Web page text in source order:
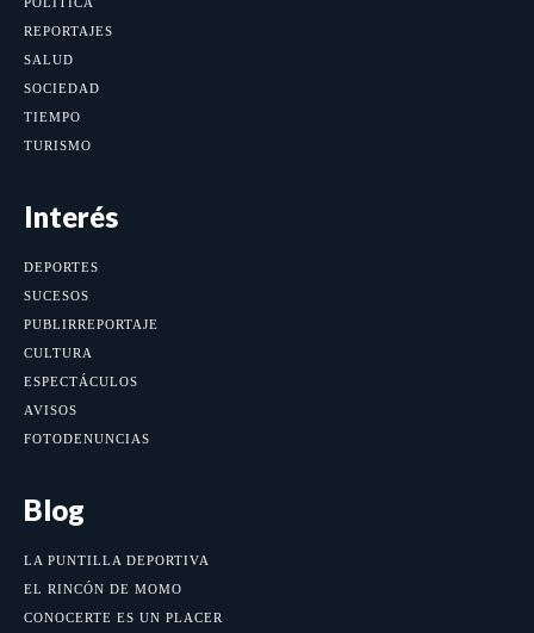
REPORTAJES
SALUD
SOCIEDAD
TIEMPO
TURISMO
Interés
DEPORTES
SUCESOS
PUBLIRREPORTAJE
CULTURA
ESPECTÁCULOS
AVISOS
FOTODENUNCIAS
Blog
LA PUNTILLA DEPORTIVA
EL RINCÓN DE MOMO
CONOCERTE ES UN PLACER